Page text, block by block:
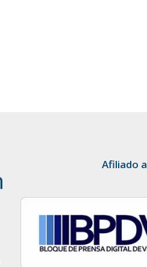
Afiliado a